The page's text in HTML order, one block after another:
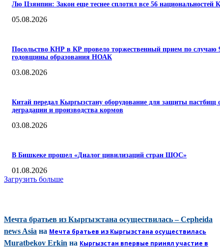
Лю Цзянпин: Закон еще теснее сплотил все 56 национальностей
05.08.2026
Посольство КНР в КР провело торжественный прием по случаю
годовщины образования НОАК
03.08.2026
Китай передал Кыргызстану оборудование для защиты пастбищ
деградации и производства кормов
03.08.2026
В Бишкеке прошел «Диалог цивилизаций стран ШОС»
01.08.2026
Загрузить больше
Мечта братьев из Кыргызстана осуществилась – Cepheida
news Asia на Мечта братьев из Кыргызстана осуществилась
Muratbekov Erkin на Кыргызстан впервые принял участие в